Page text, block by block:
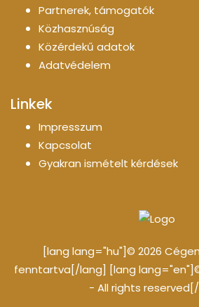
Partnerek, támogatók
Közhasznúság
Közérdekű adatok
Adatvédelem
Linkek
Impresszum
Kapcsolat
Gyakran ismételt kérdések
[lang lang="hu"]© 2026
fenntartva[/lang] [lang
- All rights